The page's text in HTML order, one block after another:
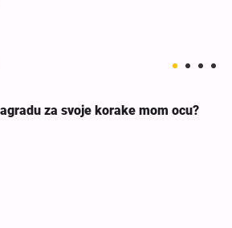
za svoje korake mom ocu?